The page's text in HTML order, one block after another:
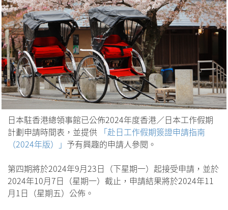
日本駐香港總領事館已公佈2024年度香港／日本工作假期
計劃申請時間表，並提供 「赴日工作假期簽證申請指南
（2024年版）」 予有興趣的申請人參閱。
第四期將於2024年9月23日（下星期一）起接受申請，並於
2024年10月7日（星期一）截止，申請結果將於2024年11
月1日（星期五）公佈。